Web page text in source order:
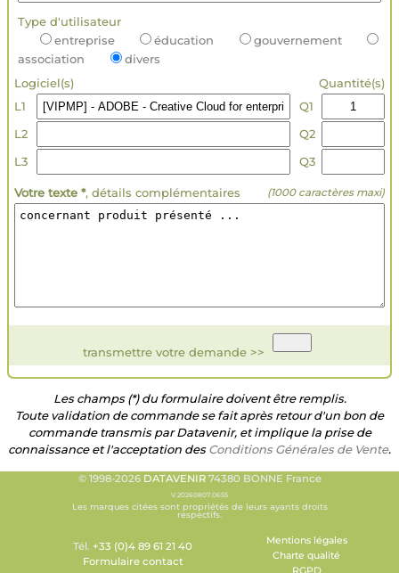
Type d'utilisateur
entreprise
éducation
gouvernement
association
divers
Logiciel(s)
Quantité(s)
L1
Q1
L2
Q2
L3
Q3
Votre texte *, détails complémentaires (1000 caractères maxi)
transmettre votre demande >>
Les champs (*) du formulaire doivent être remplis.
Toute validation de commande se fait après retour d'un bon de
commande transmis par Datavenir, et implique la prise de
connaissance et l'acceptation desConditions Générales de Vente.
© 1998-2026 DATAVENIR74380 BONNE France
V.20260807.0655
Les marques citées sont propriétés de leurs ayants droits
respectifs.
Tél. +33 (0)4 89 61 21 40
Formulaire contact
Mentions légales
Charte qualité